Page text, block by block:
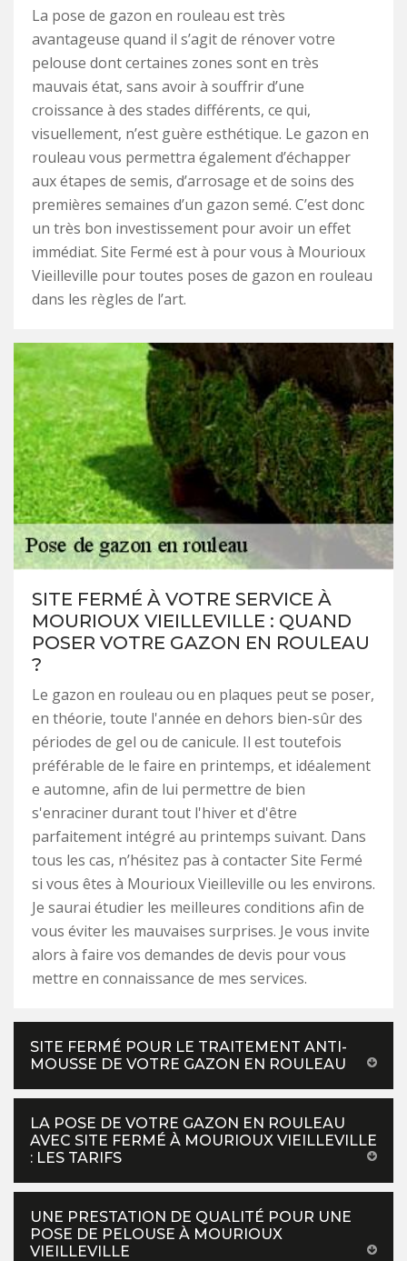
La pose de gazon en rouleau est très
avantageuse quand il s’agit de rénover votre
pelouse dont certaines zones sont en très
mauvais état, sans avoir à souffrir d’une
croissance à des stades différents, ce qui,
visuellement, n’est guère esthétique. Le gazon en
rouleau vous permettra également d’échapper
aux étapes de semis, d’arrosage et de soins des
premières semaines d’un gazon semé. C’est donc
un très bon investissement pour avoir un effet
immédiat. Site Fermé est à pour vous à Mourioux
Vieilleville pour toutes poses de gazon en rouleau
dans les règles de l’art.
SITE FERMÉ À VOTRE SERVICE À
MOURIOUX VIEILLEVILLE : QUAND
POSER VOTRE GAZON EN ROULEAU
?
Le gazon en rouleau ou en plaques peut se poser,
en théorie, toute l'année en dehors bien-sûr des
périodes de gel ou de canicule. Il est toutefois
préférable de le faire en printemps, et idéalement
e automne, afin de lui permettre de bien
s'enraciner durant tout l'hiver et d'être
parfaitement intégré au printemps suivant. Dans
tous les cas, n’hésitez pas à contacter Site Fermé
si vous êtes à Mourioux Vieilleville ou les environs.
Je saurai étudier les meilleures conditions afin de
vous éviter les mauvaises surprises. Je vous invite
alors à faire vos demandes de devis pour vous
mettre en connaissance de mes services.
SITE FERMÉ POUR LE TRAITEMENT ANTI-
MOUSSE DE VOTRE GAZON EN ROULEAU
LA POSE DE VOTRE GAZON EN ROULEAU
AVEC SITE FERMÉ À MOURIOUX VIEILLEVILLE
: LES TARIFS
UNE PRESTATION DE QUALITÉ POUR UNE
POSE DE PELOUSE À MOURIOUX
VIEILLEVILLE